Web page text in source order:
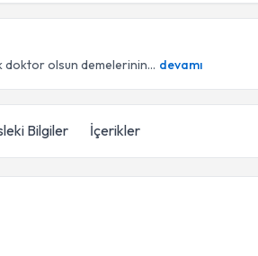
doktor olsun demelerinin... devamı
Bilgiler İçerikler